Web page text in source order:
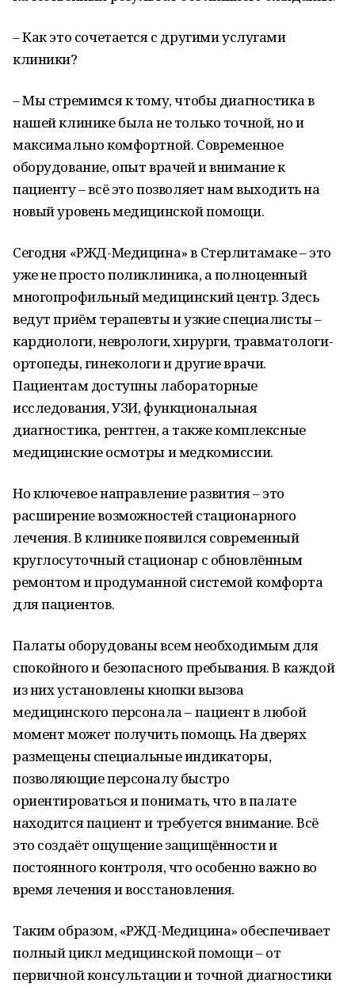
– Как это сочетается с другими услугами
клиники?
– Мы стремимся к тому, чтобы диагностика в
нашей клинике была не только точной, но и
максимально комфортной. Современное
оборудование, опыт врачей и внимание к
пациенту – всё это позволяет нам выходить на
новый уровень медицинской помощи.
Сегодня «РЖД-Медицина» в Стерлитамаке – это
уже не просто поликлиника, а полноценный
многопрофильный медицинский центр. Здесь
ведут приём терапевты и узкие специалисты –
кардиологи, неврологи, хирурги, травматологи-
ортопеды, гинекологи и другие врачи.
Пациентам доступны лабораторные
исследования, УЗИ, функциональная
диагностика, рентген, а также комплексные
медицинские осмотры и медкомиссии.
Но ключевое направление развития – это
расширение возможностей стационарного
лечения. В клинике появился современный
круглосуточный стационар с обновлённым
ремонтом и продуманной системой комфорта
для пациентов.
Палаты оборудованы всем необходимым для
спокойного и безопасного пребывания. В каждой
из них установлены кнопки вызова
медицинского персонала – пациент в любой
момент может получить помощь. На дверях
размещены специальные индикаторы,
позволяющие персоналу быстро
ориентироваться и понимать, что в палате
находится пациент и требуется внимание. Всё
это создаёт ощущение защищённости и
постоянного контроля, что особенно важно во
время лечения и восстановления.
Таким образом, «РЖД-Медицина» обеспечивает
полный цикл медицинской помощи – от
первичной консультации и точной диагностики